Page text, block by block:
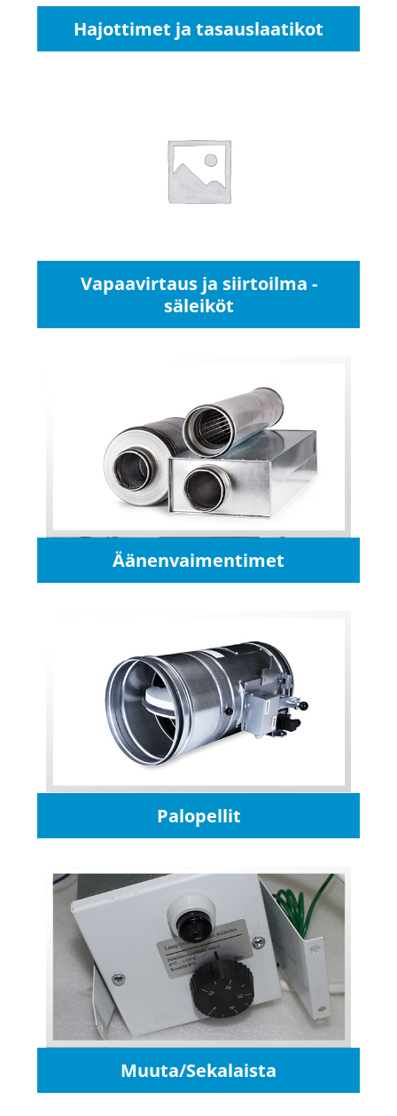
Hajottimet ja tasauslaatikot
Vapaavirtaus ja siirtoilma -
säleiköt
Äänenvaimentimet
Palopellit
Muuta/Sekalaista